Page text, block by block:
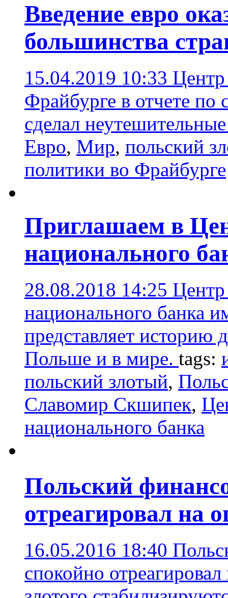
Введение евро
большинства
15.04.2019 10:33 Центр
Фрайбурге в отчете по
сделал
Евро, Мир, польский
политики во Фрайбурге
Приглашаем в
национального
28.08.2018 14:25 Центр
национального банка
представляет историю
Польше и в мире. tags:
польский злотый,
Славомир Скшипек,
национального банка
Польский
отреагировал на
16.05.2016 18:40
спокойно